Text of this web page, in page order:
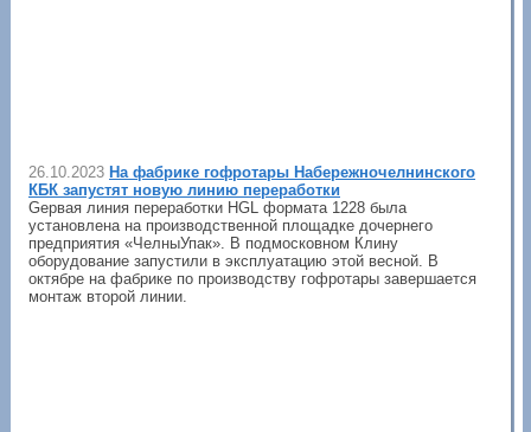
26.10.2023 На фабрике гофротары Набережночелнинского
КБК запустят новую линию переработки
Gервая линия переработки HGL формата 1228 была
установлена на производственной площадке дочернего
предприятия «ЧелныУпак». В подмосковном Клину
оборудование запустили в эксплуатацию этой весной. В
октябре на фабрике по производству гофротары завершается
монтаж второй линии.